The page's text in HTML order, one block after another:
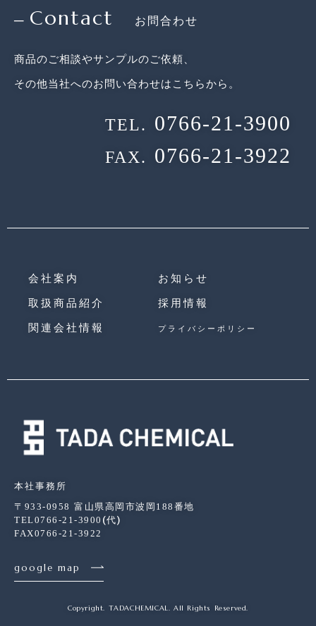
─ Contact お問合わせ
商品のご相談やサンプルのご依頼、
その他当社へのお問い合わせはこちらから。
TEL. 0766-21-3900
FAX. 0766-21-3922
会社案内
取扱商品紹介
関連会社情報
お知らせ
採用情報
プライバシーポリシー
本社事務所
〒 933-0958 富山県高岡市波岡 188 番地
TEL0766-21-3900 (代)
FAX0766-21-3922
google map
Copyright. TADACHEMICAL. All Rights Reserved.